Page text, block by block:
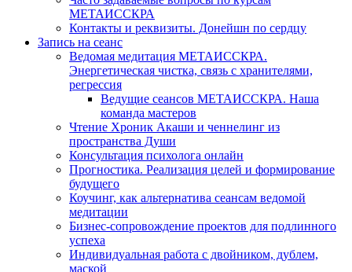
МЕТАИССКРА
Контакты и реквизиты. Донейшн по сердцу
Запись на сеанс
Ведомая медитация МЕТАИССКРА.
Энергетическая чистка, связь с хранителями,
регрессия
Ведущие сеансов МЕТАИССКРА. Наша
команда мастеров
Чтение Хроник Акаши и ченнелинг из
пространства Души
Консультация психолога онлайн
Прогностика. Реализация целей и формирование
будущего
Коучинг, как альтернатива сеансам ведомой
медитации
Бизнес-сопровождение проектов для подлинного
успеха
Индивидуальная работа с двойником, дублем,
маской